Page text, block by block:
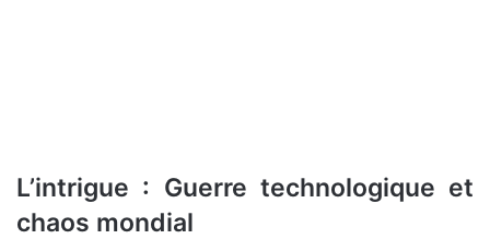
L’intrigue : Guerre technologique et
chaos mondial